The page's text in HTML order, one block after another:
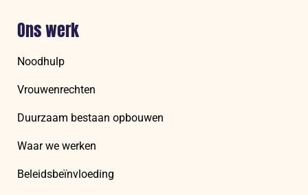
Ons werk
Noodhulp
Vrouwenrechten
Duurzaam bestaan opbouwen
Waar we werken
Beleidsbeïnvloeding